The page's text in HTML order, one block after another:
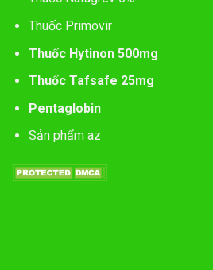
Thuốc Primovir
Thuốc Hytinon 500mg
Thuốc Tafsafe 25mg
Pentaglobin
Sản phẩm az